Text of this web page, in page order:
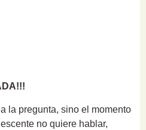
la pregunta, sino el momento
no quiere hablar,